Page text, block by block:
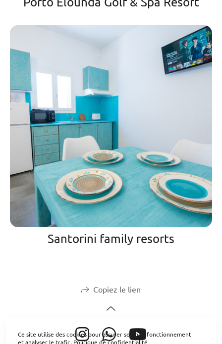
Santorini family resorts
Copiez le lien
Ce site utilise des cookies pour assurer son bon fonctionnement
et analyser le trafic. Politique de confidentialité